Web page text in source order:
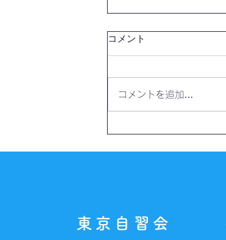
コメント
コメントを追加…
東京自習会